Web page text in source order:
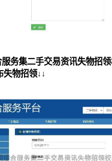
务集二手交易资讯失物招
失物招领↓↓